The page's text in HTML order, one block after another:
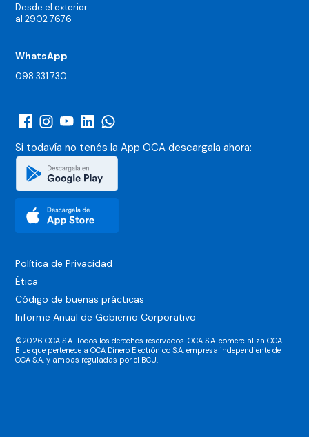
Desde el exterior
al 2902 7676
WhatsApp
098 331 730
Si todavía no tenés la App OCAdescargala ahora:
Política de Privacidad
Ética
Código de buenas prácticas
Informe Anual de Gobierno Corporativo
©2026 OCA S.A. Todos los derechos reservados. OCA S.A. comercializa OCA
Blue que pertenece a OCA Dinero Electrónico S.A. empresa independiente de
OCA S.A. y ambas reguladas por el BCU.